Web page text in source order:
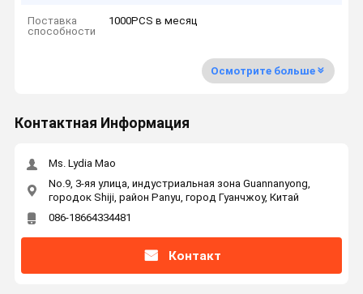
Поставка
способности
1000PCS в месяц
Осмотрите больше
Контактная Информация
Ms. Lydia Mao
No.9, 3-яя улица, индустриальная зона Guannanyong,
городок Shiji, район Panyu, город Гуанчжоу, Китай
086-18664334481
Контакт